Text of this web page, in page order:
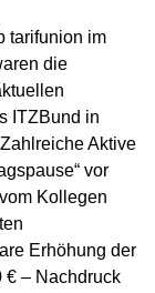
tarifunion im
die
ITZBund in
Aktive
vor
Kollegen
Erhöhung der
€ – Nachdruck